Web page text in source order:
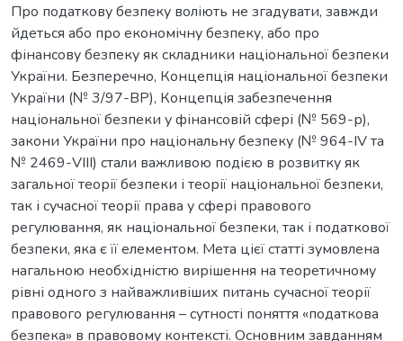
Про податкову безпеку воліють не згадувати, завжди
йдеться або про економічну безпеку, або про
фінансову безпеку як складники національної безпеки
України. Безперечно, Концепція національної безпеки
України (№ 3/97-ВР), Концепція забезпечення
національної безпеки у фінансовій сфері (№ 569-р),
закони України про національну безпеку (№ 964-IV та
№ 2469-VIII) стали важливою подією в розвитку як
загальної теорії безпеки і теорії національної безпеки,
так і сучасної теорії права у сфері правового
регулювання, як національної безпеки, так і податкової
безпеки, яка є її елементом. Мета цієї статті зумовлена
нагальною необхідністю вирішення на теоретичному
рівні одного з найважливіших питань сучасної теорії
правового регулювання – сутності поняття «податкова
безпека» в правовому контексті. Основним завданням